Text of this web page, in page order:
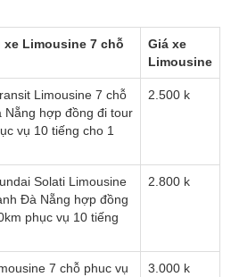
Limousine 7 chỗ
Giá xe
Limousine
Limousine 7 chỗ
Nẵng hợp đồng đi tour
vụ 10 tiếng cho 1
2.500 k
Solati Limousine
Đà Nẵng hợp đồng
phục vụ 10 tiếng
2.800 k
7 chỗ phuc vụ
3.000 k